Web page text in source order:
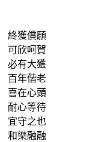
終獲償願
可欣呵賀
必有大獲
百年偕老
喜在心頭
耐心等待
宜守之也
和樂融融